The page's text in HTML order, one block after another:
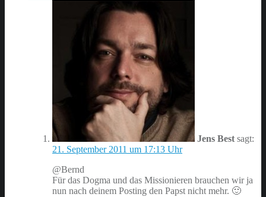
Jens Best sagt:
21. September 2011 um 17:13 Uhr
@Bernd
Für das Dogma und das Missionieren brauchen wir ja
nun nach deinem Posting den Papst nicht mehr. 🙂